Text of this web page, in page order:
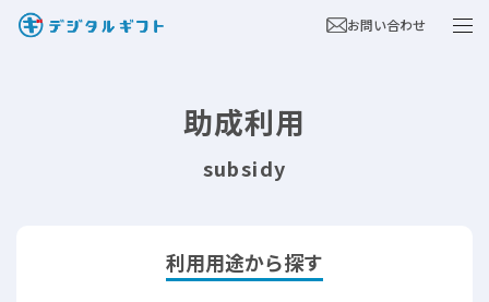
お問い合わせ
助成利用
subsidy
利用用途から探す